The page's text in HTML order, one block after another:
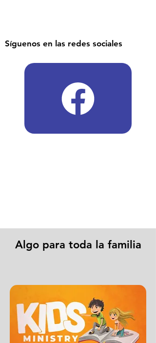
Síguenos en las redes sociales
Algo para toda la familia